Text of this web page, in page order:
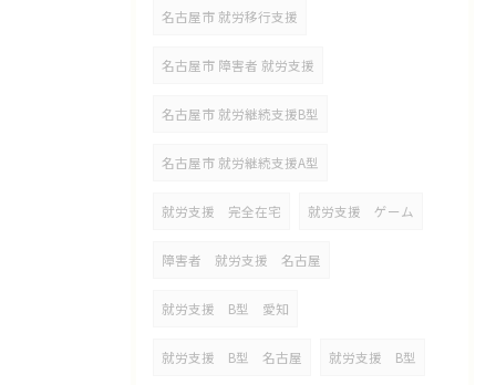
名古屋市 就労移行支援
名古屋市 障害者 就労支援
名古屋市 就労継続支援B型
名古屋市 就労継続支援A型
就労支援 完全在宅 就労支援 ゲーム
障害者 就労支援 名古屋
就労支援 B型 愛知
就労支援 B型 名古屋 就労支援 B型